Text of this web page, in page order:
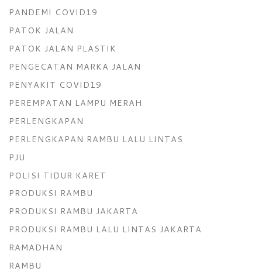
PANDEMI COVID19
PATOK JALAN
PATOK JALAN PLASTIK
PENGECATAN MARKA JALAN
PENYAKIT COVID19
PEREMPATAN LAMPU MERAH
PERLENGKAPAN
PERLENGKAPAN RAMBU LALU LINTAS
PJU
POLISI TIDUR KARET
PRODUKSI RAMBU
PRODUKSI RAMBU JAKARTA
PRODUKSI RAMBU LALU LINTAS JAKARTA
RAMADHAN
RAMBU